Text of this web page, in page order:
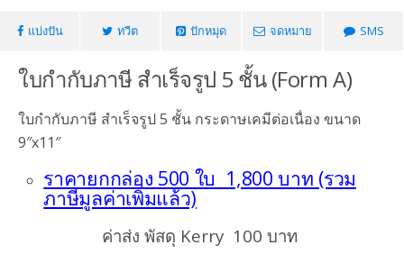
แบ่งปัน ทวีต ปักหมุด จดหมาย SMS
ใบกำกับภาษี สำเร็จรูป 5 ชั้น (Form A)
ใบกำกับภาษี สำเร็จรูป 5 ชั้น กระดาษเคมีต่อเนื่อง ขนาด
9″x11″
ราคายกกล่อง 500 ใบ 1,800 บาท (รวม
ภาษีมูลค่าเพิ่มแล้ว)
ค่าส่ง พัสดุ Kerry 100 บาท